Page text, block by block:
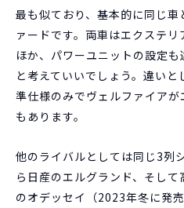
最も似ており、基本的に同じ
ァードです。両車はエクステ
ほか、パワーユニットの設定
と考えていいでしょう。違い
準仕様のみでヴェルファイア
もあります。
他のライバルとしては同じ3列
ら日産のエルグランド、そし
のオデッセイ（2023年冬に発